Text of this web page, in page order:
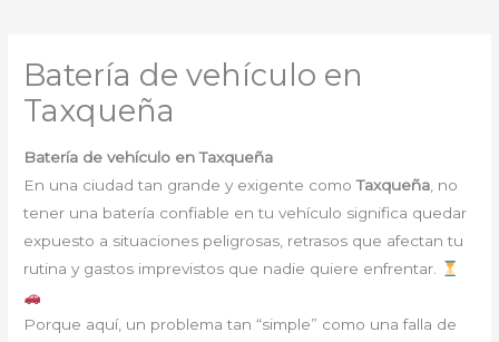
Batería de vehículo en
Taxqueña
Batería de vehículo en Taxqueña
En una ciudad tan grande y exigente comoTaxqueña, no
tener una batería confiable en tu vehículo significa quedar
expuesto a situaciones peligrosas, retrasos que afectan tu
rutina y gastos imprevistos que nadie quiere enfrentar.
Porque aquí, un problema tan “simple” como una falla de